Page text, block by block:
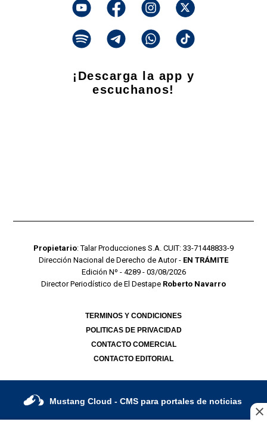
¡Descarga la app y
escuchanos!
Propietario: Talar Producciones S.A. CUIT: 33-71448833-9
Dirección Nacional de Derecho de Autor - EN TRÁMITE
Edición Nº - 4289 - 03/08/2026
Director Periodístico de El Destape Roberto Navarro
TERMINOS Y CONDICIONES
POLITICAS DE PRIVACIDAD
CONTACTO COMERCIAL
CONTACTO EDITORIAL
Mustang Cloud - CMS para portales de noticias